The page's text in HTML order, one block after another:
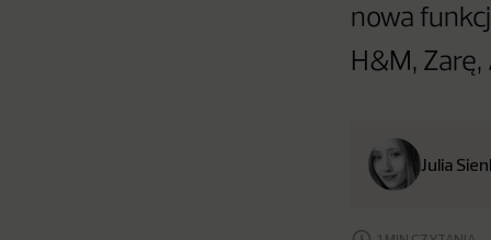
nowa
H&M, Zarę,
Julia